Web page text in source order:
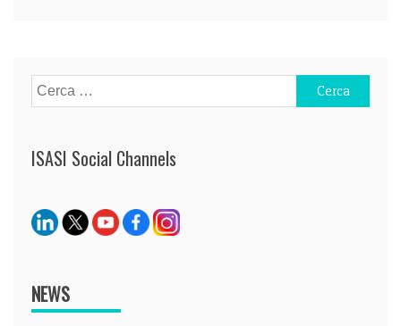
Ricerca
per:
ISASI Social Channels
NEWS